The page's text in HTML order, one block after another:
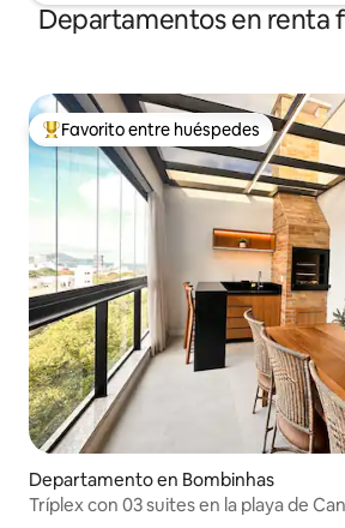
Departamentos en renta
De los mejores en Favorito entre
Favorito entre huéspedes
Departamento en Bombinhas
Tríplex con 03 suites en la playa de